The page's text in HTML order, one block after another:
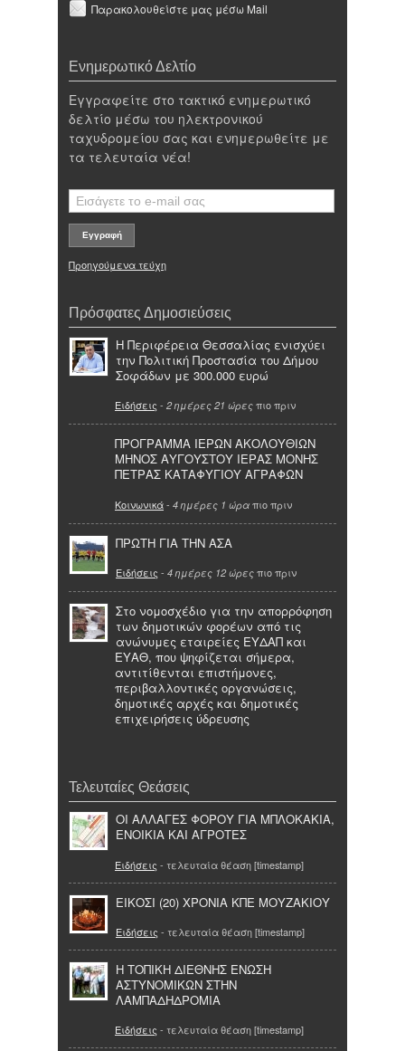
Παρακολουθείστε μας μέσω Mail
Ενημερωτικό Δελτίο
Εγγραφείτε στο τακτικό ενημερωτικό
δελτίο μέσω του ηλεκτρονικού
ταχυδρομείου σας και ενημερωθείτε με
τα τελευταία νέα!
Προηγούμενα τεύχη
Πρόσφατες Δημοσιεύσεις
Η Περιφέρεια Θεσσαλίας ενισχύει
την Πολιτική Προστασία του Δήμου
Σοφάδων με 300.000 ευρώ
Ειδήσεις - 2 ημέρες 21 ώρες πιο πριν
ΠΡΟΓΡΑΜΜΑ ΙΕΡΩΝ ΑΚΟΛΟΥΘΙΩΝ
ΜΗΝΟΣ ΑΥΓΟΥΣΤΟΥ ΙΕΡΑΣ ΜΟΝΗΣ
ΠΕΤΡΑΣ ΚΑΤΑΦΥΓΙΟΥ ΑΓΡΑΦΩΝ
Κοινωνικά- 4 ημέρες 1 ώρα πιο πριν
ΠΡΩΤΗ ΓΙΑ ΤΗΝ ΑΣΑ
Ειδήσεις - 4 ημέρες 12 ώρες πιο πριν
Στο νομοσχέδιο για την απορρόφηση
των δημοτικών φορέων από τις
ανώνυμες εταιρείες ΕΥΔΑΠ και
ΕΥΑΘ, που ψηφίζεται σήμερα,
αντιτίθενται επιστήμονες,
περιβαλλοντικές οργανώσεις,
δημοτικές αρχές και δημοτικές
επιχειρήσεις ύδρευσης
Τελευταίες Θεάσεις
ΟΙ ΑΛΛΑΓΕΣ ΦΟΡΟΥ ΓΙΑ ΜΠΛΟΚΑΚΙΑ,
ΕΝΟΙΚΙΑ ΚΑΙ ΑΓΡΟΤΕΣ
Ειδήσεις - τελευταία θέαση [timestamp]
ΕΙΚΟΣΙ (20) ΧΡΟΝΙΑ ΚΠΕ ΜΟΥΖΑΚΙΟΥ
Ειδήσεις - τελευταία θέαση [timestamp]
Η ΤΟΠΙΚΗ ΔΙΕΘΝΗΣ ΕΝΩΣΗ
ΑΣΤΥΝΟΜΙΚΩΝ ΣΤΗΝ
ΛΑΜΠΑΔΗΔΡΟΜΙΑ
Ειδήσεις - τελευταία θέαση [timestamp]